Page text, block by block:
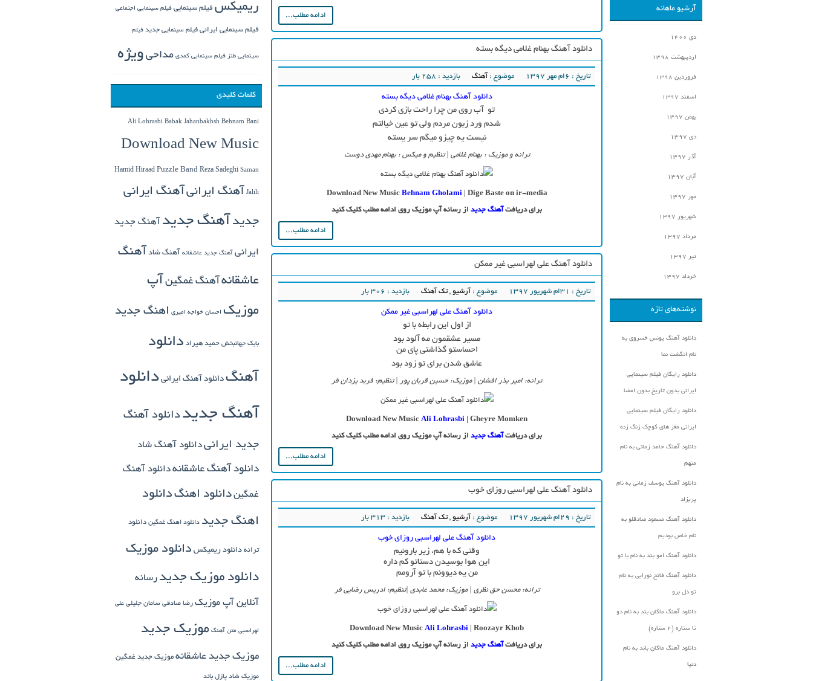
ادامه مطلب...
دانلود آهنگ بهنام غلامی دیگه بسته
تاریخ : ۶ام مهر ۱۳۹۷ موضوع : آهنگ بازدید : 258 بار
دانلود آهنگ بهنام غلامی دیگه بسته
تو آب روی من چرا راحت بازی کردی
شدم ورد زبون مردم ولی تو عین خیالتم
نیست یه چیزو میگم سر یسته
ترانه و موزیک : بهنام غلامی | تنظیم و میکس : بهنام مهدی دوست
Download New Music Behnam Gholami| Dige Baste on ir-media
برای دریافت آهنگ جدید از رسانه آپ موزیک روی ادامه مطلب کلیک کنید
ادامه مطلب...
دانلود آهنگ علی لهراسبی غیر ممکن
تاریخ : ۳۱ام شهریور ۱۳۹۷ موضوع : آرشیو ,تک آهنگ بازدید : 306 بار
دانلود آهنگ علی لهراسبی غیر ممکن
از اول این رابطه با تو
مسیر عشقمون مه آلود بود
احساستو گذاشتی پای من
عاشق شدن برای تو زود بود
ترانه: امیر بذر افشان | موزیک: حسین قربان پور | تنظیم: فربد یزدان فر
Download New Music Ali Lohrasbi | Gheyre Momken
برای دریافت آهنگ جدید از رسانه آپ موزیک روی ادامه مطلب کلیک کنید
ادامه مطلب...
دانلود آهنگ علی لهراسبی روزای خوب
تاریخ : ۲۹ام شهریور ۱۳۹۷ موضوع : آرشیو ,تک آهنگ بازدید : 313 بار
دانلود آهنگ علی لهراسبی روزای خوب
وقتی که با هم، زیر بارونیم
این هوا بوسیدن دستاتو کم داره
من یه دیوونم با تو آرومم
ترانه: محسن حق نظری | موزیک: محمد عابدی |تنظیم: ادریس رضایی فر
Download New Music Ali Lohrasbi | Roozayr Khob
برای دریافت آهنگ جدید از رسانه آپ موزیک روی ادامه مطلب کلیک کنید
ادامه مطلب...
آرشیو ماهانه
دی ۱۴۰۰
اردیبهشت ۱۳۹۸
فروردین ۱۳۹۸
اسفند ۱۳۹۷
بهمن ۱۳۹۷
دی ۱۳۹۷
آذر ۱۳۹۷
آبان ۱۳۹۷
مهر ۱۳۹۷
شهریور ۱۳۹۷
مرداد ۱۳۹۷
تیر ۱۳۹۷
خرداد ۱۳۹۷
نوشته‌های تازه
دانلود آهنگ یونس خسروی به
نام انگشت نما
دانلود رایگان فیلم سینمایی
ایرانی بدون تاریخ بدون امضا
دانلود رایگان فیلم سینمایی
ایرانی مغز های کوچک زنگ زده
دانلود آهنگ حامد زمانی به نام
متهم
دانلود آهنگ یوسف زمانی به نام
پریزاد
دانلود آهنگ مسعود صادقلو به
نام خاص بودیم
دانلود آهنگ امو بند به نام با تو
دانلود آهنگ فاتح نورایی به نام
تو دل برو
دانلود آهنگ ماکان بند به نام دو
تا ستاره (۲ ستاره)
دانلود آهنگ ماکان باند به نام
دنیا
ریمیکس فیلم سینمایی فیلم سینمایی اجتماعی
فیلم سینمایی ایرانی فیلم سینمایی جدید فیلم
سینمایی طنز فیلم سینمایی کمدی مداحی ویژه
کلمات کلیدی
Ali Lohrasbi Babak Jahanbakhsh Behnam Bani
Download New Music
Hamid Hiraad Puzzle Band Reza Sadeghi Saman
Jalili آهنگ ایرانی آهنگ ایرانی
جدید آهنگ جدید آهنگ جدید
ایرانی آهنگ جدید عاشقانه آهنگ شاد آهنگ
عاشقانه آهنگ غمگین آپ
موزیک احسان خواجه امیری اهنگ جدید
بابک جهانبخش حمید هیراد دانلود
آهنگ دانلود آهنگ ایرانی دانلود
آهنگ جدید دانلود آهنگ
جدید ایرانیدانلود آهنگ شاد
دانلود آهنگ عاشقانهدانلود آهنگ
غمگیندانلود اهنگدانلود
اهنگ جدید دانلود اهنگ غمگین دانلود
ترانه دانلود ریمیکس دانلود موزیک
دانلود موزیک جدید رسانه
آنلاین آپ موزیک رضا صادقی سامان جلیلی علی
لهراسبی متن آهنگ موزیک جدید
موزیک جدید عاشقانه موزیک جدید غمگین
موزیک شاد پازل باند